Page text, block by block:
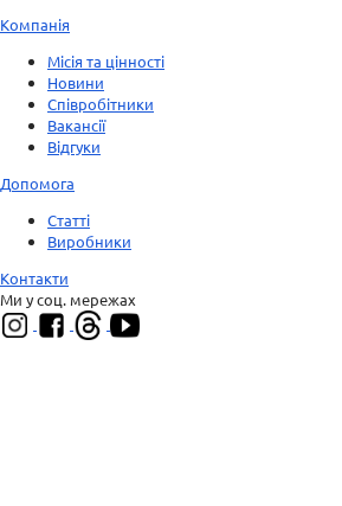
Компанія
Місія та цінності
Новини
Співробітники
Вакансії
Відгуки
Допомога
Статті
Виробники
Контакти
Ми у соц. мережах